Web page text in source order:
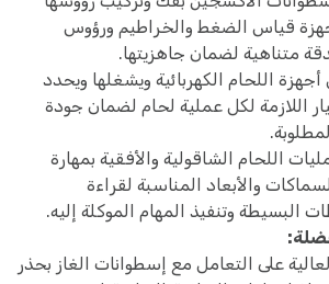
قياس الضغط والخراطيم ورؤوس
متناهية لضمان جاهزيتها.
اللحام الكهربائية ويشغلها ويحدد
اللازمة لكل عملية لحام لضمان جودة
اللحام الشاقولية والأفقية بمهارة
والأبعاد المناسبة لقراءة
البسيطة وتنفيذ المهام الموكلة إليه.
على التعامل مع إسطوانات الغاز بحذر